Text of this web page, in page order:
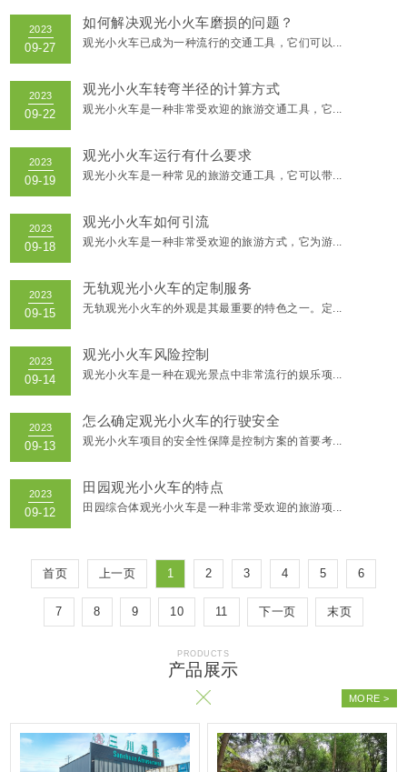
10-10
2023
10-09
2023
10-07
2023
10-06
2023
09-28
2023
09-27
如何解决观光小火车磨损的问题？
观光小火车已成为一种流行的交通工具，它们可以...
观光小火车转弯半径的计算方式
观光小火车是一种非常受欢迎的旅游交通工具，它...
2023
观光小火车运行有什么要求
观光小火车是一种常见的旅游交通工具，它可以带...
观光小火车如何引流
观光小火车是一种非常受欢迎的旅游方式，它为游...
无轨观光小火车的定制服务
无轨观光小火车的外观是其最重要的特色之一。定...
观光小火车风险控制
观光小火车是一种在观光景点中非常流行的娱乐项...
怎么确定观光小火车的行驶安全
观光小火车项目的安全性保障是控制方案的首要考...
田园观光小火车的特点
田园综合体观光小火车是一种非常受欢迎的旅游项...
首页 上一页 1 2 3 4 5 6
7 8 9 10 11 下一页 末页